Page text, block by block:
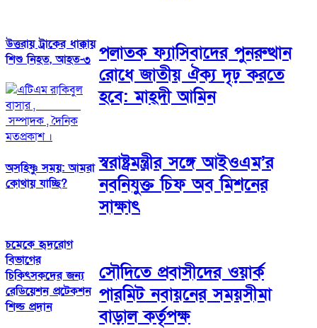
উত্তরায় ট্রাকের ধাক্কায়
শিশু নিহত, আহত-৩
অসহিষ্ণু সময়: আমরা
কোথায় যাচ্ছি?
চমেকে হৃদরোগ
বিভাগের
চিকিৎসকদের জন্য
রেডিয়েশন প্রটেকশন
শিল্ড প্রদান
পলাতক ফ্যাসিবাদের পুনরুত্থান
রোধে জাতীয় ঐক্য দৃঢ় করতে
হবে: মাহ্দী আমিন
স্বরাষ্ট্রমন্ত্রীর সঙ্গে আইওএম’র
নবনিযুক্ত চিফ অব মিশনের
সাক্ষাৎ
সৌদিতে প্রবাসীদের ওয়ার্ক
পারমিট নবায়নের সময়সীমা
বাড়াল কর্তৃপক্ষ